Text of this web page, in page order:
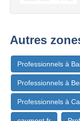
Autres
Professionnels à
Professionnels à
Professionnels à